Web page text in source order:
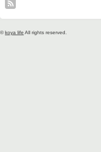
©koya life All rights reserved.